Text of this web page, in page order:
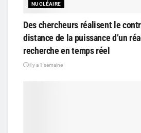
NUCLÉAIRE
Des chercheurs réalisent le
distance de la puissance d’un
recherche en temps réel
il y a 1 semaine